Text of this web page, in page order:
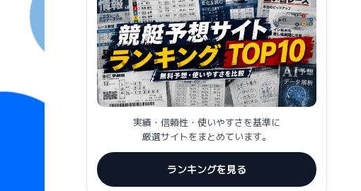
実績・信頼性・使いやすさを基準に
厳選サイトをまとめています。
ランキングを見る